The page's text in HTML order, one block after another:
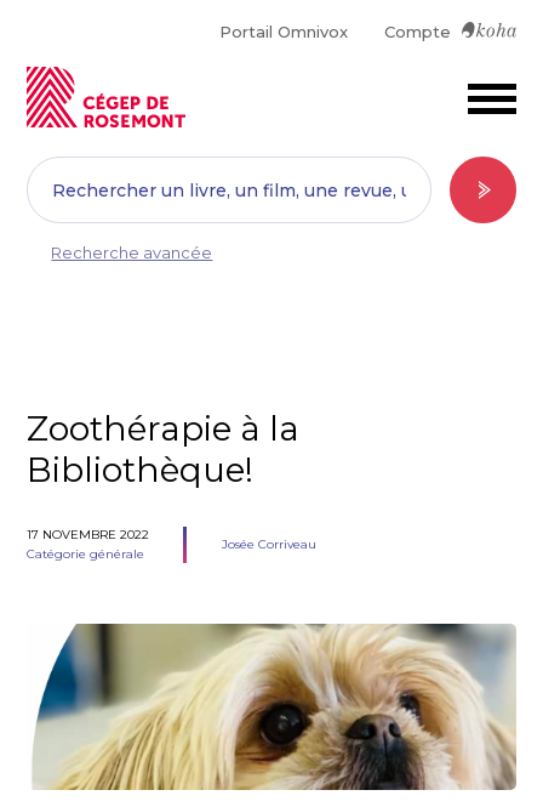
Portail Omnivox Compte
Recherche avancée
Zoothérapie à la
Bibliothèque!
17 NOVEMBRE 2022
Catégorie générale
Josée Corriveau